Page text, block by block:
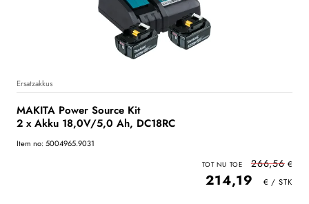
Ersatzakkus
MAKITA Power Source Kit
2 x Akku 18,0V/5,0 Ah, DC18RC
Item no: 5004965.9031
266,56
214,19